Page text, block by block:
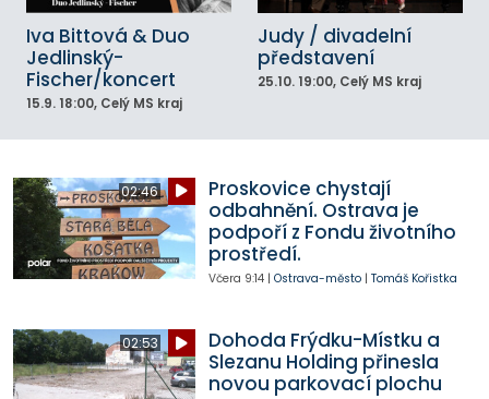
Iva Bittová & Duo
Jedlinský-
Fischer/koncert
15.9. 18:00, Celý MS kraj
Judy / divadelní
představení
25.10. 19:00, Celý MS kraj
02:46
Proskovice chystají
odbahnění. Ostrava je
podpoří z Fondu životního
prostředí.
Včera 9:14| Ostrava-město| Tomáš Kořistka
02:53
Dohoda Frýdku-Místku a
Slezanu Holding přinesla
novou parkovací plochu